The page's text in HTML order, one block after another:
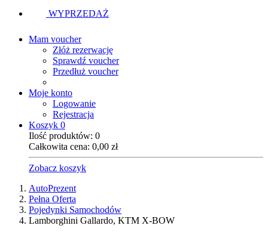
WYPRZEDAŻ
Mam voucher
Złóż rezerwację
Sprawdź voucher
Przedłuż voucher
Moje konto
Logowanie
Rejestracja
Koszyk 0
Ilość produktów: 0
Całkowita cena: 0,00 zł
Zobacz koszyk
AutoPrezent
Pełna Oferta
Pojedynki Samochodów
Lamborghini Gallardo, KTM X-BOW